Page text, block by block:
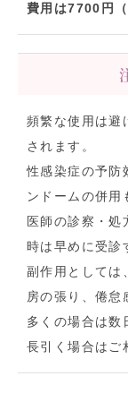
費用は7700円（
頻繁な使用は避
されます。
性感染症の予防
ンドームの併用
医師の診察・処
時は早めに受診
副作用としては
房の張り、倦怠
多くの場合は数
長引く場合はご